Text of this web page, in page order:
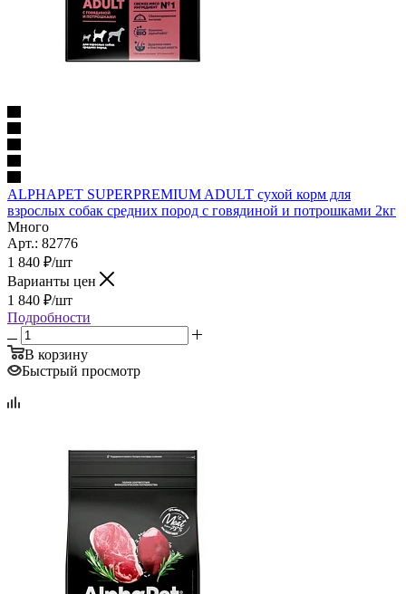
ALPHAPET SUPERPREMIUM ADULT сухой корм для
взрослых собак средних пород с говядиной и потрошками 2кг
Много
Арт.: 82776
1 840 ₽/шт
Варианты цен
1 840 ₽/шт
Подробности
В корзину
Быстрый просмотр